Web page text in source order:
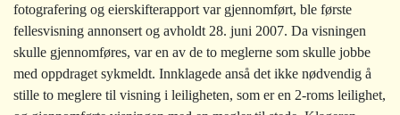
fotografering og eierskifterapport var gjennomført, ble første
fellesvisning annonsert og avholdt 28. juni 2007. Da visningen
skulle gjennomføres, var en av de to meglerne som skulle jobbe
med oppdraget sykmeldt. Innklagede anså det ikke nødvendig å
stille to meglere til visning i leiligheten, som er en 2-roms leilighet,